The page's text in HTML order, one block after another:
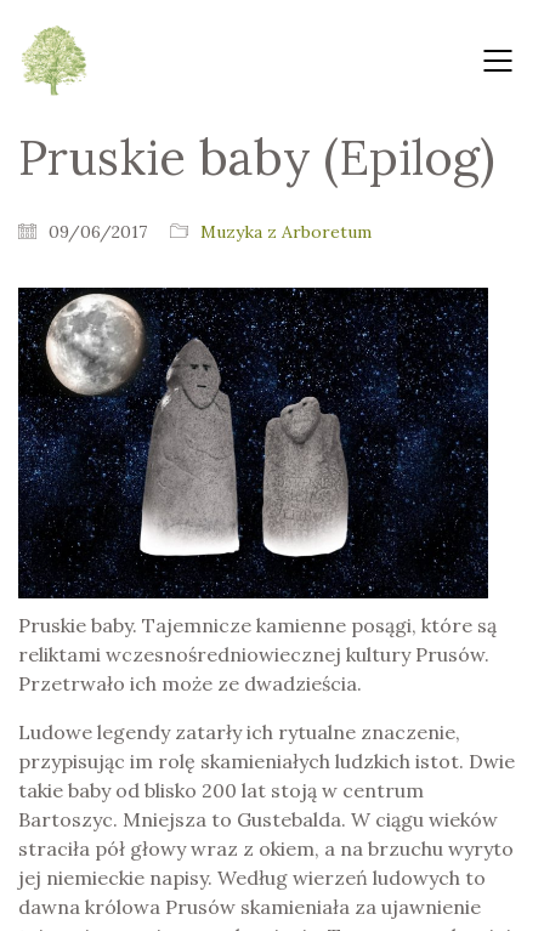
Pruskie baby (Epilog)
09/06/2017 Muzyka z Arboretum
Pruskie baby. Tajemnicze kamienne posągi, które są
reliktami wczesnośredniowiecznej kultury Prusów.
Przetrwało ich może ze dwadzieścia.
Ludowe legendy zatarły ich rytualne znaczenie,
przypisując im rolę skamieniałych ludzkich istot. Dwie
takie baby od blisko 200 lat stoją w centrum
Bartoszyc. Mniejsza to Gustebalda. W ciągu wieków
straciła pół głowy wraz z okiem, a na brzuchu wyryto
jej niemieckie napisy. Według wierzeń ludowych to
dawna królowa Prusów skamieniała za ujawnienie